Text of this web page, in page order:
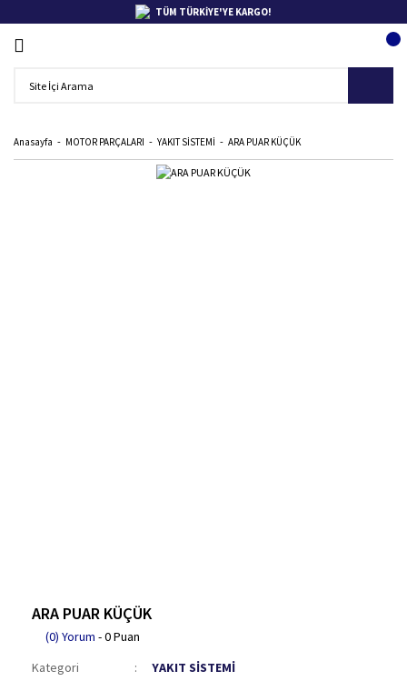
TÜM TÜRKİYE'YE KARGO!
Anasayfa MOTOR PARÇALARI YAKIT SİSTEMİ ARA PUAR KÜÇÜK
ARA PUAR KÜÇÜK
(0) Yorum - 0 Puan
Kategori
YAKIT SİSTEMİ